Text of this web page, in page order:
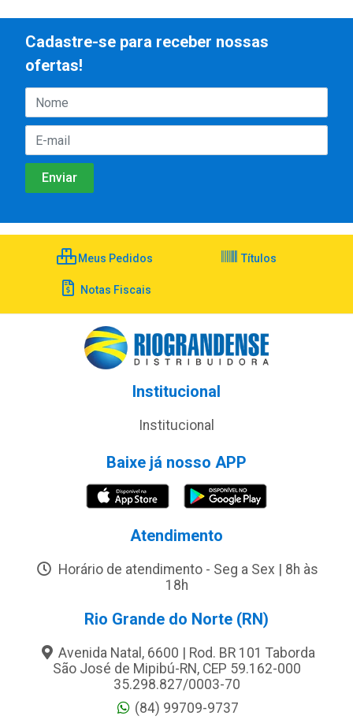
Cadastre-se para receber nossas
ofertas!
Meus Pedidos Títulos
Notas Fiscais
Institucional
Institucional
Baixe já nosso APP
Atendimento
Horário de atendimento - Seg a Sex | 8h às
18h
Rio Grande do Norte (RN)
Avenida Natal, 6600 | Rod. BR 101 Taborda
São José de Mipibú-RN, CEP 59.162-000
35.298.827/0003-70
(84) 99709-9737